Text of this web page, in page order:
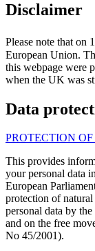
Disclaimer
Please note that on 1
European Union.
this webpage were
when the UK was
Data
PROTECTION
This provides
your personal data
European
protection of
personal data by
and on the free
No 45/2001).